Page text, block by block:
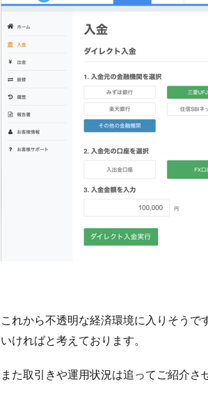
これから不透明な経済環境に入りそう
いければと考えております。
また取引きや運用状況は追ってご紹介さ